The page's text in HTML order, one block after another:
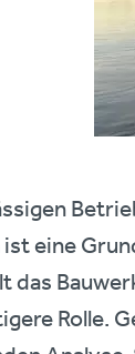
eine
das
Rolle.